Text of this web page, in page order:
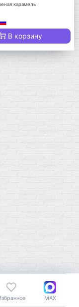
карамель
В корзину
Доктора и
MAX